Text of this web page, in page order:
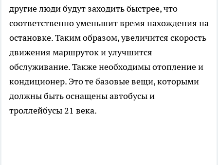
другие люди будут заходить быстрее, что
соответственно уменьшит время нахождения на
остановке. Таким образом, увеличится скорость
движения маршруток и улучшится
обслуживание. Также необходимы отопление и
кондиционер. Это те базовые вещи, которыми
должны быть оснащены автобусы и
троллейбусы 21 века.